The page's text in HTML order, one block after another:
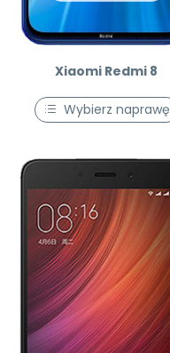
Xiaomi Redmi 8
Wybierz naprawę